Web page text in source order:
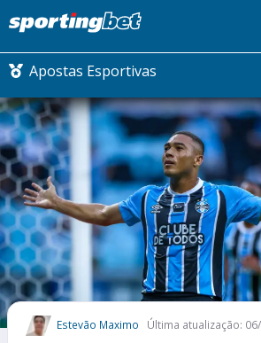
Apostas Esportivas
CONMEBOL LIBERTADORES
FUTEBOL NACIONAL
FUTEBOL INTERNACIONAL
COMO APOSTAR
MAIS ESPORTES
Estevão Maximo Última atualização: